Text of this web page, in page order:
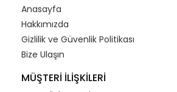
Anasayfa
Hakkımızda
Gizlilik ve Güvenlik Politikası
Bize Ulaşın
MÜŞTERİ İLİŞKİLERİ